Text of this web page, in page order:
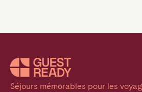
Séjours mémorables pour les